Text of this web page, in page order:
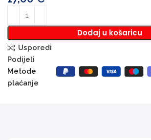
Dodaj u košaricu
Usporedi
Podijeli
Metode
plaćanje